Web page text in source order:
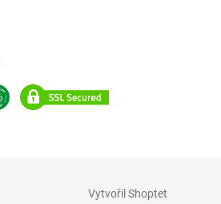
Vytvořil Shoptet